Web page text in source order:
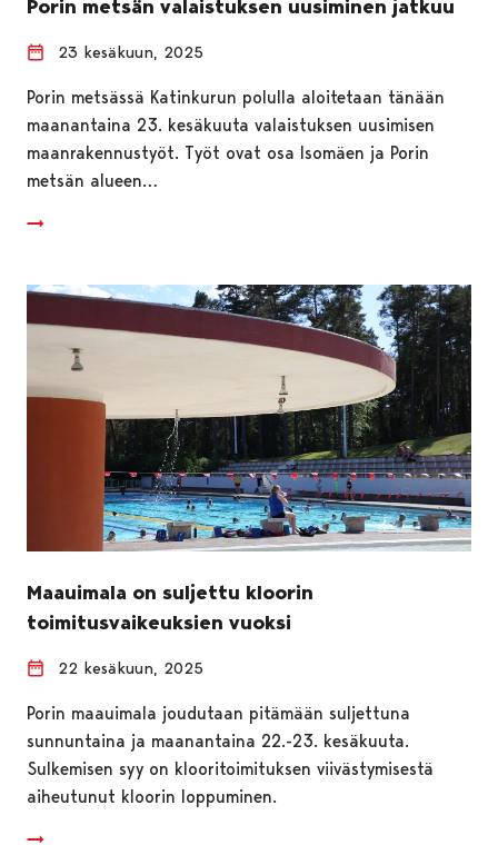
Porin metsän valaistuksen uusiminen jatkuu
23 kesäkuun, 2025
Porin metsässä Katinkurun polulla aloitetaan tänään
maanantaina 23. kesäkuuta valaistuksen uusimisen
maanrakennustyöt. Työt ovat osa Isomäen ja Porin
metsän alueen…
Maauimala on suljettu kloorin
toimitusvaikeuksien vuoksi
22 kesäkuun, 2025
Porin maauimala joudutaan pitämään suljettuna
sunnuntaina ja maanantaina 22.-23. kesäkuuta.
Sulkemisen syy on klooritoimituksen viivästymisestä
aiheutunut kloorin loppuminen.